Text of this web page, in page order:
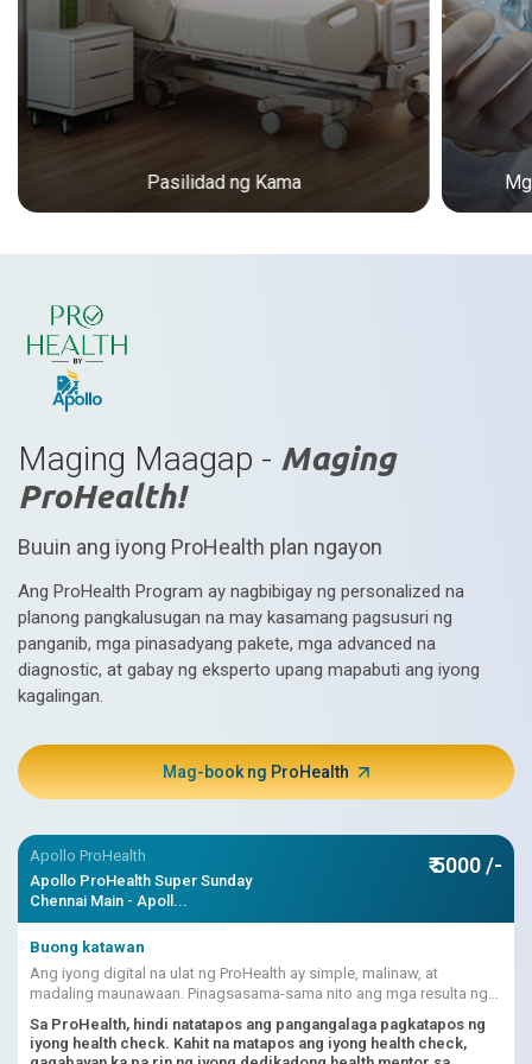
Pasilidad ng Kama
Maging Maagap - Maging
ProHealth!
Buuin ang iyong ProHealth plan ngayon
Ang ProHealth Program ay nagbibigay ng personalized na
planong pangkalusugan na may kasamang pagsusuri ng
panganib, mga pinasadyang pakete, mga advanced na
diagnostic, at gabay ng eksperto upang mapabuti ang iyong
kagalingan.
Mag-book ng ProHealth
Apollo ProHealth
Apollo ProHealth Super Sunday
Chennai Main - Apoll...
₹ 5000 /-
Buong katawan
Ang iyong digital na ulat ng ProHealth ay simple, malinaw, at
madaling maunawaan. Pinagsasama-sama nito ang mga resulta ng
interpretasyon ng doktor
Sa ProHealth, hindi natatapos ang pangangalaga pagkatapos ng
iyong health check. Kahit na matapos ang iyong health check,